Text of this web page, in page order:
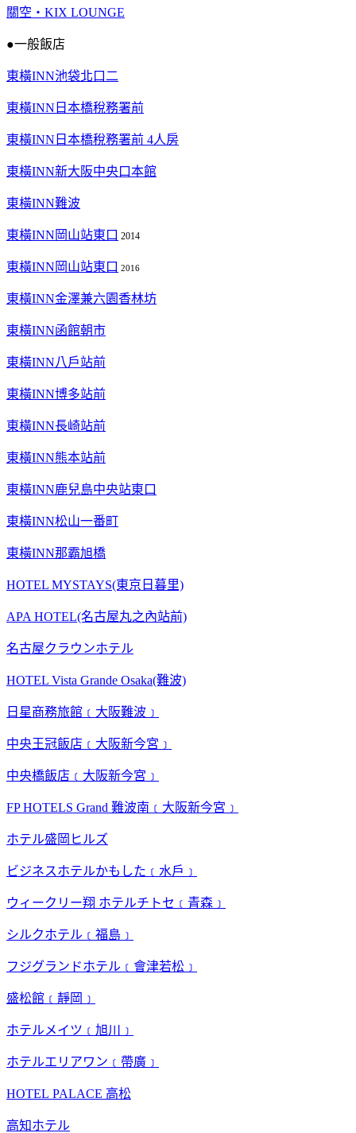
關空‧KIX LOUNGE
●一般飯店
東橫INN池袋北口二
東橫INN日本橋稅務署前
東橫INN日本橋稅務署前 4人房
東橫INN新大阪中央口本館
東橫INN難波
東橫INN岡山站東口 2014
東橫INN岡山站東口 2016
東橫INN金澤兼六園香林坊
東橫INN函館朝市
東橫INN八戶站前
東橫INN博多站前
東橫INN長崎站前
東橫INN熊本站前
東橫INN鹿兒島中央站東口
東橫INN松山一番町
東橫INN那霸旭橋
HOTEL MYSTAYS(東京日暮里)
APA HOTEL(名古屋丸之內站前)
名古屋クラウンホテル
HOTEL Vista Grande Osaka(難波)
日星商務旅館﹝大阪難波﹞
中央王冠飯店﹝大阪新今宮﹞
中央橋飯店﹝大阪新今宮﹞
FP HOTELS Grand 難波南﹝大阪新今宮﹞
ホテル盛岡ヒルズ
ビジネスホテルかもした﹝水戶﹞
ウィークリー翔 ホテルチトセ﹝青森﹞
シルクホテル﹝福島﹞
フジグランドホテル﹝會津若松﹞
盛松館﹝靜岡﹞
ホテルメイツ﹝旭川﹞
ホテルエリアワン﹝帶廣﹞
HOTEL PALACE 高松
高知ホテル